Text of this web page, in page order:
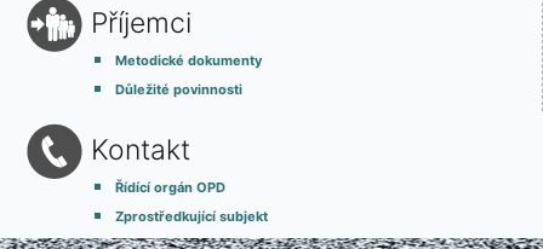
Příjemci
Metodické dokumenty
Důležité povinnosti
Kontakt
Řídící orgán OPD
Zprostředkující subjekt